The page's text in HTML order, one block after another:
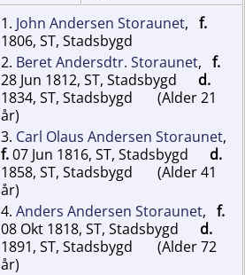
1. John Andersen Storaunet, f.
1806, ST, Stadsbygd
2. Beret Andersdtr. Storaunet, f.
28 Jun 1812, ST, Stadsbygd
d.
1834, ST, Stadsbygd
(Alder 21
år)
3. Carl Olaus Andersen Storaunet,
f.07 Jun 1816, ST, Stadsbygd
d.
1858, ST, Stadsbygd
(Alder 41
år)
4. Anders Andersen Storaunet, f.
08 Okt 1818, ST, Stadsbygd
d.
1891, ST, Stadsbygd
(Alder 72
år)